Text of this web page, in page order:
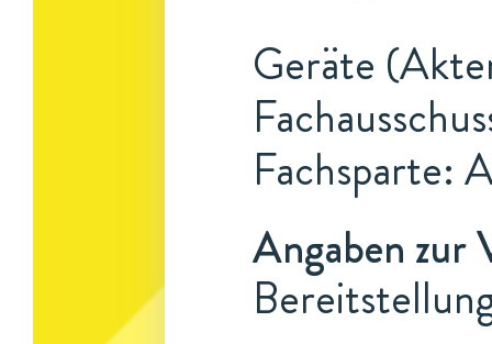
Geräte
Fachsparte:
Angaben zur